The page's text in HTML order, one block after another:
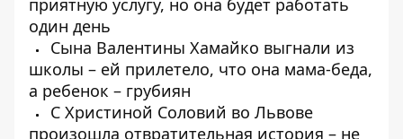
приятную услугу, но она будет работать
один день
Сына Валентины Хамайко выгнали из
школы – ей прилетело, что она мама-беда,
а ребенок – грубиян
С Христиной Соловий во Львове
произошла отвратительная история – не